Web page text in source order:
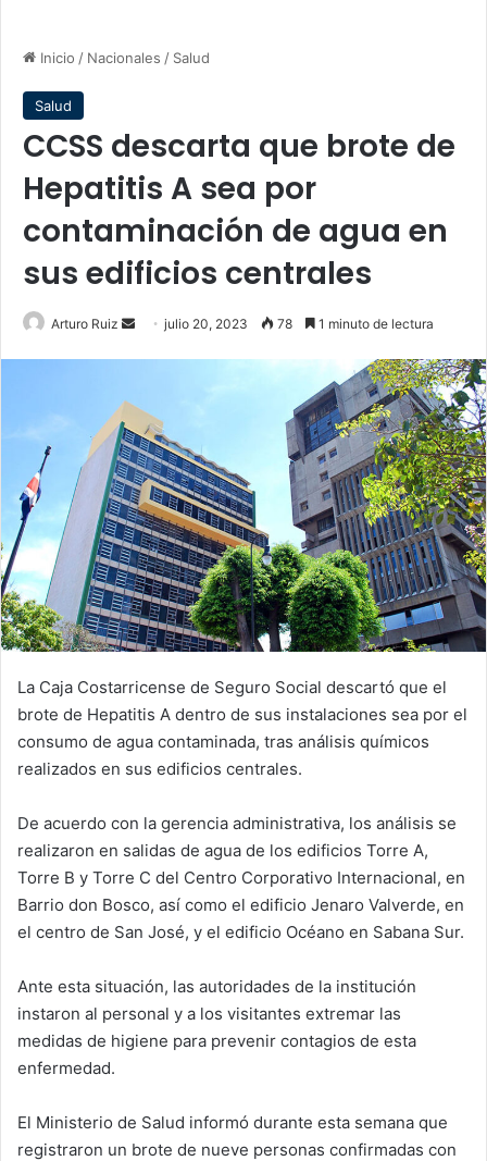
Inicio / Nacionales / Salud
Salud
CCSS descarta que brote de
Hepatitis A sea por
contaminación de agua en
sus edificios centrales
Arturo Ruiz
Sendjulio 20, 2023 78 1 minuto de lectura
La Caja Costarricense de Seguro Social descartó que el
brote de Hepatitis A dentro de sus instalaciones sea por el
consumo de agua contaminada, tras análisis químicos
realizados en sus edificios centrales.
De acuerdo con la gerencia administrativa, los análisis se
realizaron en salidas de agua de los edificios Torre A,
Torre B y Torre C del Centro Corporativo Internacional, en
Barrio don Bosco, así como el edificio Jenaro Valverde, en
el centro de San José, y el edificio Océano en Sabana Sur.
Ante esta situación, las autoridades de la institución
instaron al personal y a los visitantes extremar las
medidas de higiene para prevenir contagios de esta
enfermedad.
El Ministerio de Salud informó durante esta semana que
registraron un brote de nueve personas confirmadas con